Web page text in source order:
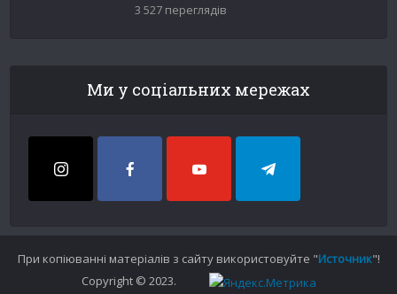
3 527 переглядів
Ми у соціальних мережах
При копіюванні матеріалів з сайту використовуйте "Источник"!
Copyright © 2023.